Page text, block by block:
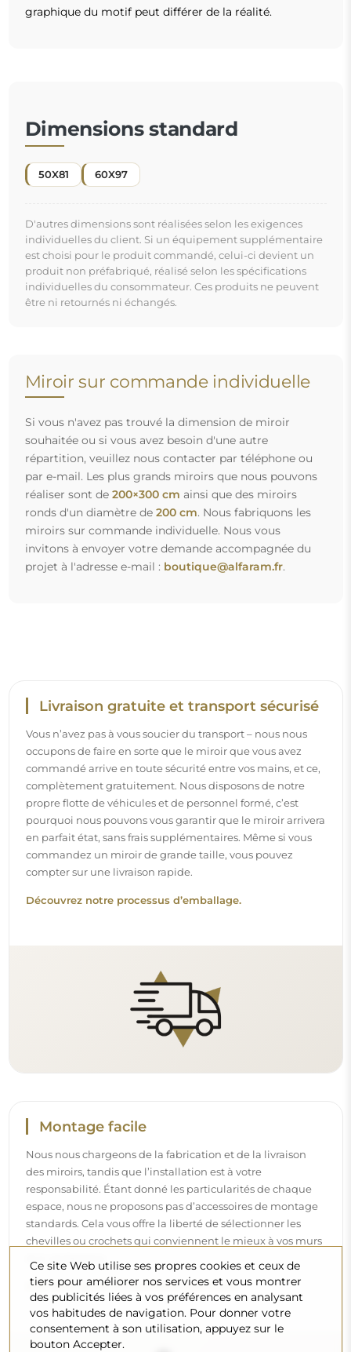
souhaitée ou si vous avez besoin d'une autre
répartition, veuillez nous contacter par téléphone ou
par e-mail. Les plus grands miroirs que nous pouvons
réaliser sont de200×300 cm
invitons à envoyer votre demande accompagnée du
projet à l'adresse e-mail :
boutique@alfaram.fr
Livraison gratuite et transport sécurisé
Vous n’avez pas à vous soucier du transport – nous nous
occupons de faire en sorte que le miroir que vous avez
commandé arrive en toute sécurité entre vos mains, et ce,
complètement gratuitement. Nous disposons de notre
propre flotte de véhicules et de personnel formé, c’est
pourquoi nous pouvons vous garantir que le miroir arrivera
en parfait état, sans frais supplémentaires. Même si vous
commandez un miroir de grande taille, vous pouvez
compter sur une livraison rapide.
Montage facile
Nous nous chargeons de la fabrication et de la livraison
des miroirs, tandis que l’installation est à votre
responsabilité. Étant donné les particularités de chaque
standards. Cela vous offre la liberté de sélectionner les
Lire notre guide d’installation pas à pas.
Nettoyage et entretien
Pour maintenir un éclat optimal, il suffit d’un chiffon en
microfibre et d’eau chaude. Si vous optez pour des
(autour de 7). Évitez les nettoyants puissants contenant du
vinaigre, de l’ammoniaque ou des acides forts – cela
permettra de conserver un beau reflet pendant de
nombreuses années.
Ce site Web utilise ses propres cookies et ceux de
tiers pour améliorer nos services et vous montrer
des publicités liées à vos préférences en analysant
vos habitudes de navigation. Pour donner votre
consentement à son utilisation, appuyez sur le
bouton Accepter.